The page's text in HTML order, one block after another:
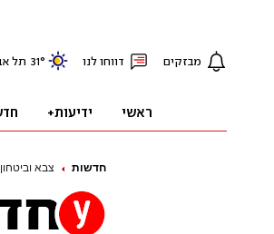
חדשות צבא וביטחון